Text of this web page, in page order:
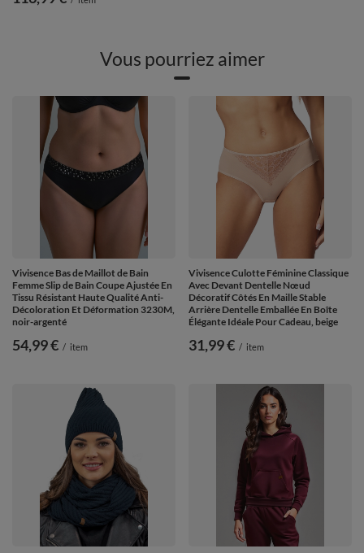
Vous pourriez aimer
Vivisence Bas de Maillot de Bain
Femme Slip de Bain Coupe Ajustée En
Tissu Résistant Haute Qualité Anti-
Décoloration Et Déformation 3230M,
noir-argenté
54,99 € / item
Vivisence Culotte Féminine Classique
Avec Devant Dentelle Nœud
Décoratif Côtés En Maille Stable
Arrière Dentelle Emballée En Boîte
Élégante Idéale Pour Cadeau, beige
31,99 € / item